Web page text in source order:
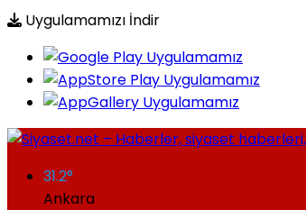
Uygulamamızı İndir
31.2°
Ankara